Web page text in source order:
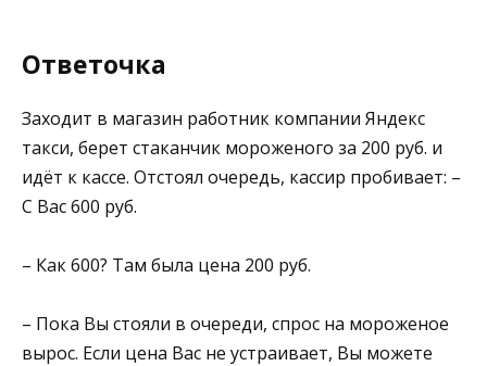
Ответочка⁠ ⁠
Заходит в магазин работник компании Яндекс
такси, берет стаканчик мороженого за 200 руб. и
идёт к кассе. Отстоял очередь, кассир пробивает: –
С Вас 600 руб.
– Как 600? Там была цена 200 руб.
– Пока Вы стояли в очереди, спрос на мороженое
вырос. Если цена Вас не устраивает, Вы можете